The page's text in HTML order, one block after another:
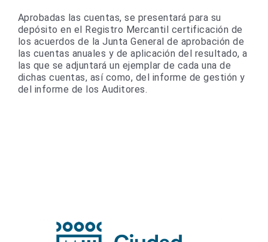
Aprobadas las cuentas, se presentará para su
depósito en el Registro Mercantil certificación de
los acuerdos de la Junta General de aprobación de
las cuentas anuales y de aplicación del resultado, a
las que se adjuntará un ejemplar de cada una de
dichas cuentas, así como, del informe de gestión y
del informe de los Auditores.